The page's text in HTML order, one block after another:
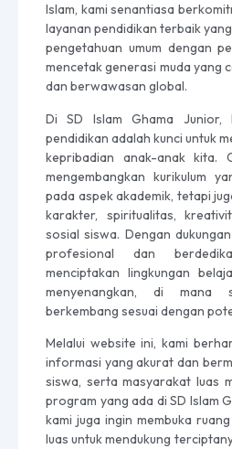
Islam, kami senantiasa
layanan pendidikan terbaik
pengetahuan umum dengan
mencetak generasi muda yang
dan berwawasan global.
Di SD Islam Ghama Junior,
pendidikan adalah kunci untuk
kepribadian anak-anak kita.
mengembangkan kurikulum
pada aspek akademik, tetapi
karakter, spiritualitas,
sosial siswa. Dengan
profesional dan
menciptakan lingkungan
menyenangkan, di mana
berkembang sesuai dengan
Melalui website ini, kami
informasi yang akurat dan
siswa, serta masyarakat luas
program yang ada di SD Islam
kami juga ingin membuka
luas untuk mendukung